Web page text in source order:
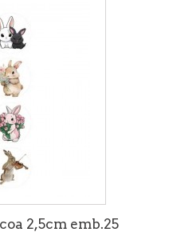
2,5cm emb.25